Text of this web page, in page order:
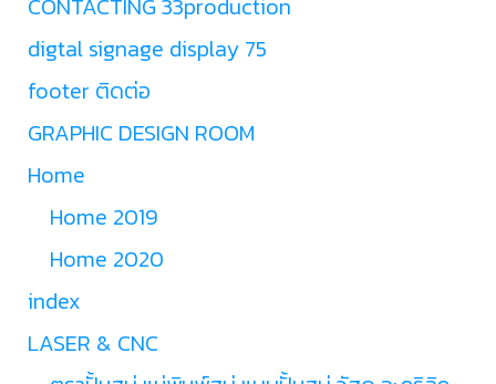
digtal signage display 75
footer ติดต่อ
GRAPHIC DESIGN ROOM
Home
Home 2019
Home 2020
index
LASER & CNC